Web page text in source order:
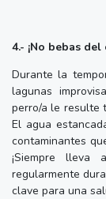
4.- ¡No bebas
Durante la
lagunas
perro/a le resulte
El agua
contaminantes
¡Siempre lleva
regularmente
clave para una